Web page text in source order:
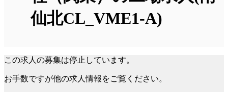
仙北CL_VME1-A)
この求人の募集は停止しています。
お手数ですが他の求人情報をご覧ください。